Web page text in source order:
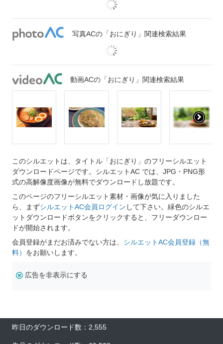
写真ACの「おにぎり」関連検索結果
動画ACの「おにぎり」関連検索結果
このシルエットは、タイトル「おにぎり」のフリーシルエット
ダウンロードページです。シルエットAC では、JPG・PNG形
式の高解像度画像が無料でダウンロードし放題です。
このページのフリーシルエット素材・画像が気に入りました
ら、まずシルエットAC会員ログイン して下さい。緑色のシルエ
ットダウンロードボタンをクリックすると、フリーダウンロー
ドが開始されます。
会員登録がまだお済みでない方は、 シルエットAC会員登録（無
料） をお願いします。
広告を非表示にする
昨日のダウンロード数：2,555